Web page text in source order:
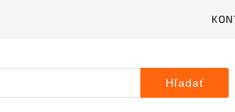
Hľadať